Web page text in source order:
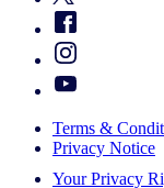
Terms &
Privacy Notice
Your Privacy